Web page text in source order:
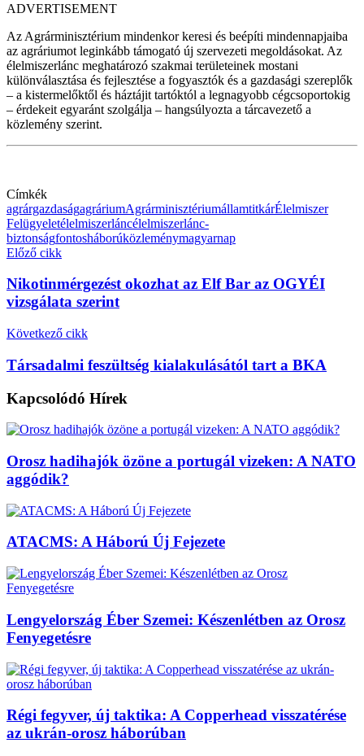
ADVERTISEMENT
Az Agrárminisztérium mindenkor keresi és beépíti mindennapjaiba
az agráriumot leginkább támogató új szervezeti megoldásokat. Az
élelmiszerlánc meghatározó szakmai területeinek mostani
különválasztása és fejlesztése a fogyasztók és a gazdasági szereplők
– a kistermelőktől és háztájit tartóktól a legnagyobb cégcsoportokig
– érdekeit egyaránt szolgálja – hangsúlyozta a tárcavezető a
közlemény szerint.
Címkék
agrárgazdaságagráriumAgrárminisztériumállamtitkárÉlelmiszer
Felügyeletélelmiszerláncélelmiszerlánc-
biztonságfontosháborúközleménymagyarnap
Előző cikk
Nikotinmérgezést okozhat az Elf Bar az OGYÉI
vizsgálata szerint
Következő cikk
Társadalmi feszültség kialakulásától tart a BKA
Kapcsolódó Hírek
Orosz hadihajók özöne a portugál vizeken: A NATO
aggódik?
ATACMS: A Háború Új Fejezete
Lengyelország Éber Szemei: Készenlétben az Orosz
Fenyegetésre
Régi fegyver, új taktika: A Copperhead visszatérése
az ukrán-orosz háborúban